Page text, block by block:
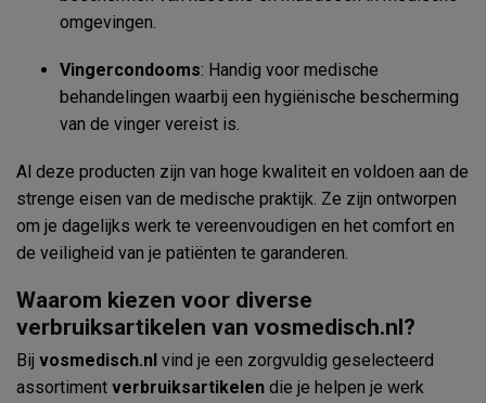
omgevingen.
Vingercondooms: Handig voor medische
behandelingen waarbij een hygiënische bescherming
van de vinger vereist is.
Al deze producten zijn van hoge kwaliteit en voldoen aan de
strenge eisen van de medische praktijk. Ze zijn ontworpen
om je dagelijks werk te vereenvoudigen en het comfort en
de veiligheid van je patiënten te garanderen.
Waarom kiezen voor diverse
verbruiksartikelen van vosmedisch.nl?
Bij vosmedisch.nl vind je een zorgvuldig geselecteerd
assortiment verbruiksartikelen die je helpen je werk